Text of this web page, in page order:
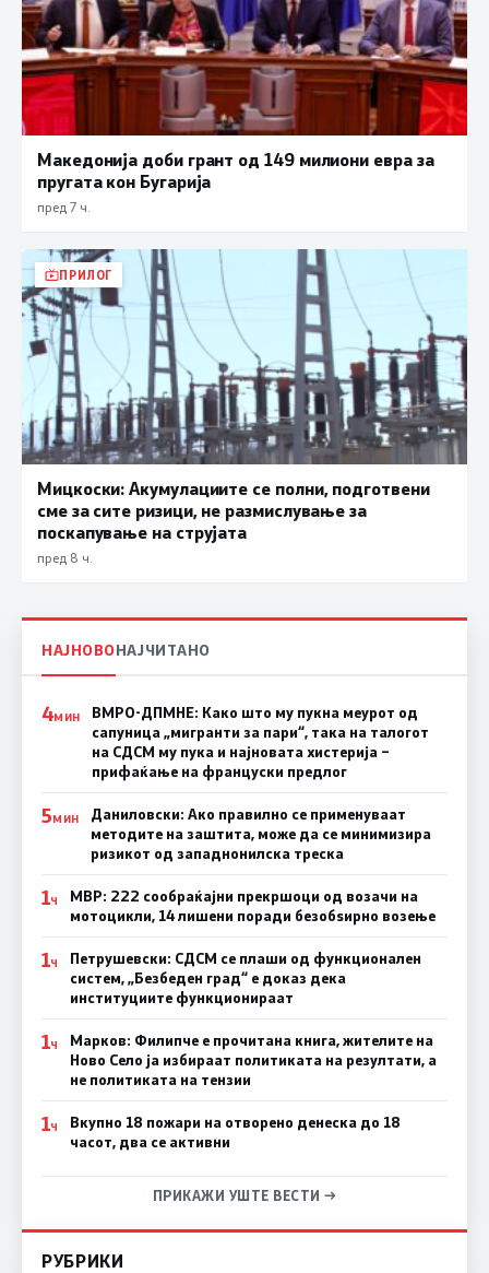
Македонија доби грант од 149 милиони евра за
пругата кон Бугарија
пред 7 ч.
ПРИЛОГ
Мицкоски: Акумулациите се полни, подготвени
сме за сите ризици, не размислување за
поскапување на струјата
пред 8 ч.
НАЈНОВОНАЈЧИТАНО
4МИН
ВМРО-ДПМНЕ: Како што му пукна меурот од
сапуница „мигранти за пари“, така на талогот
на СДСМ му пука и најновата хистерија –
прифаќање на француски предлог
5МИН
Даниловски: Ако правилно се применуваат
методите на заштита, може да се минимизира
ризикот од западнонилска треска
1Ч
МВР: 222 сообраќајни прекршоци од возачи на
мотоцикли, 14 лишени поради безобѕирно возење
1Ч
Петрушевски: СДСМ се плаши од функционален
систем, „Безбеден град“ е доказ дека
институциите функционираат
1Ч
Марков: Филипче е прочитана книга, жителите на
Ново Село ја избираат политиката на резултати, а
не политиката на тензии
1Ч
Вкупно 18 пожари на отворено денеска до 18
часот, два се активни
ПРИКАЖИ УШТЕ ВЕСТИ →
РУБРИКИ